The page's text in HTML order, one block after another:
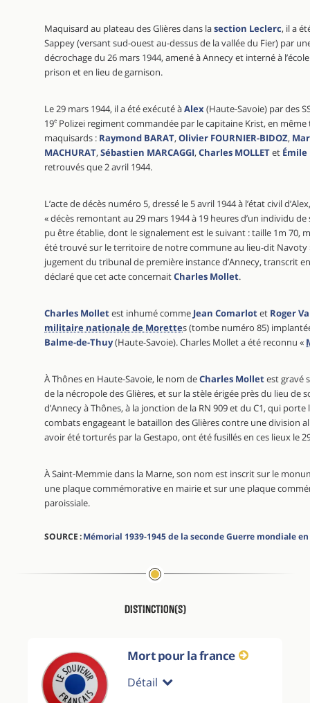
Maquisard au plateau des Glières dans lasection Leclerc, il a
Sappey (versant sud-ouest au-dessus de la vallée du Fier) par
décrochage du 26 mars 1944, amené à Annecy et interné à
prison et en lieu de garnison.
Le 29 mars 1944, il a été exécuté àAlex(Haute-Savoie) par des
19e Polizei regiment commandée par le capitaine Krist, en
maquisards : Raymond BARAT,Olivier FOURNIER-BIDOZ,
MACHURAT,Sébastien MARCAGGI,Charles MOLLETet Émile
retrouvés que 2 avril 1944.
L’acte de décès numéro 5, dressé le 5 avril 1944 à l’état civil
« décès remontant au 29 mars 1944 à 19 heures d’un individu de
pu être établie, dont le signalement est le suivant : taille 1m 70,
été trouvé sur le territoire de notre commune au lieu-dit Navoty
jugement du tribunal de première instance d’Annecy, transcrit
déclaré que cet acte concernaitCharles Mollet.
Charles Molletest inhumé comme Jean Comarlotet Roger
militaire nationale de Morettes (tombe numéro 85)
Balme-de-Thuy(Haute-Savoie). Charles Mollet a été reconnu «
À Thônes en Haute-Savoie, le nom deCharles Molletest gravé
de la nécropole des Glières, et sur la stèle érigée près du lieu de
d’Annecy à Thônes, à la jonction de la RN 909 et du C1, qui porte
combats engageant le bataillon des Glières contre une division
avoir été torturés par la Gestapo, ont été fusillés en ces lieux le
À Saint-Memmie dans la Marne, son nom est inscrit sur le
une plaque commémorative en mairie et sur une plaque
paroissiale.
SOURCE :Mémorial 1939-1945 de la seconde Guerre mondiale
Distinction(s)
Mort pour la france
Détail